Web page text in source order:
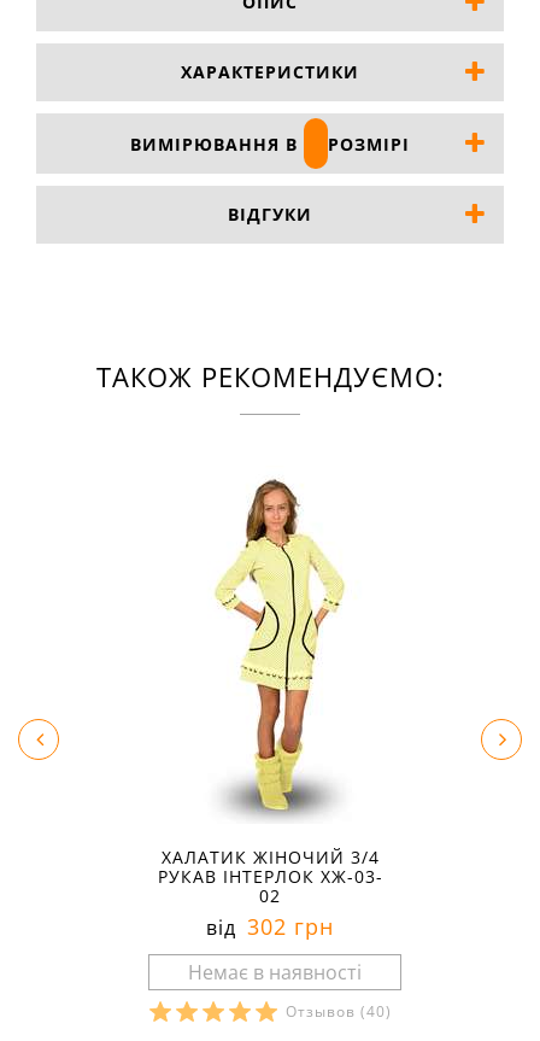
ХАРАКТЕРИСТИКИ
ВИМІРЮВАННЯ В РОЗМІРІ
ВІДГУКИ
ТАКОЖ РЕКОМЕНДУЄМО:
ХАЛАТИК ЖІНОЧИЙ 3/4
РУКАВ ІНТЕРЛОК ХЖ-03-
02
від 302 грн
Отзывов (40)